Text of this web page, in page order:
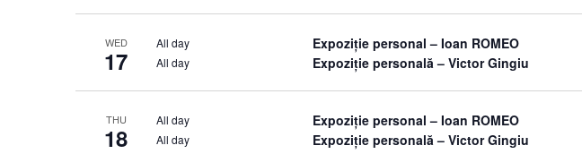
WED
17
All day Expoziție personal – Ioan ROMEO
All day Expoziție personală – Victor Gingiu
THU
18
All day Expoziție personal – Ioan ROMEO
All day Expoziție personală – Victor Gingiu